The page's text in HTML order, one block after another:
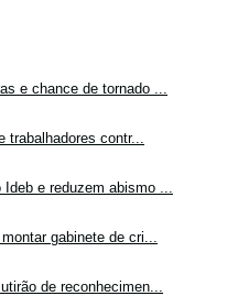
e chance de tornado ...
contr...
e reduzem abismo ...
gabinete de cri...
de reconhecimen...